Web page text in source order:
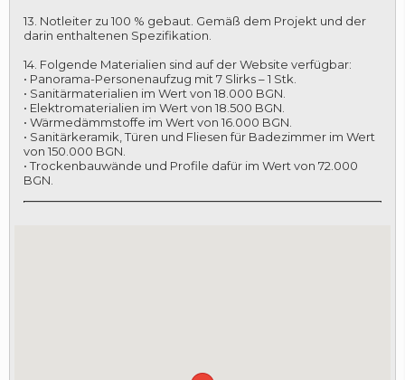
13. Notleiter zu 100 % gebaut. Gemäß dem Projekt und der
darin enthaltenen Spezifikation.
14. Folgende Materialien sind auf der Website verfügbar:
• Panorama-Personenaufzug mit 7 Slirks – 1 Stk.
• Sanitärmaterialien im Wert von 18.000 BGN.
• Elektromaterialien im Wert von 18.500 BGN.
• Wärmedämmstoffe im Wert von 16.000 BGN.
• Sanitärkeramik, Türen und Fliesen für Badezimmer im Wert
von 150.000 BGN.
• Trockenbauwände und Profile dafür im Wert von 72.000
BGN.